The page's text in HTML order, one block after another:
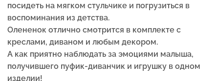
посидеть на мягком стульчике и погрузиться в
воспоминания из детства.
Олененок отлично смотрится в комплекте с
креслами, диваном и любым декором.
А как приятно наблюдать за эмоциями малыша,
получившего пуфик-диванчик и игрушку в одном
изделии!